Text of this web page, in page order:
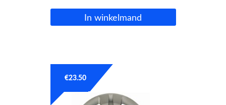
In winkelmand
€23.50